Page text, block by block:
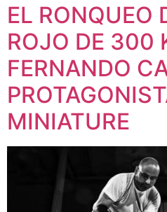
EL RONQUEO
ROJO DE 300
FERNANDO
MINIATURE